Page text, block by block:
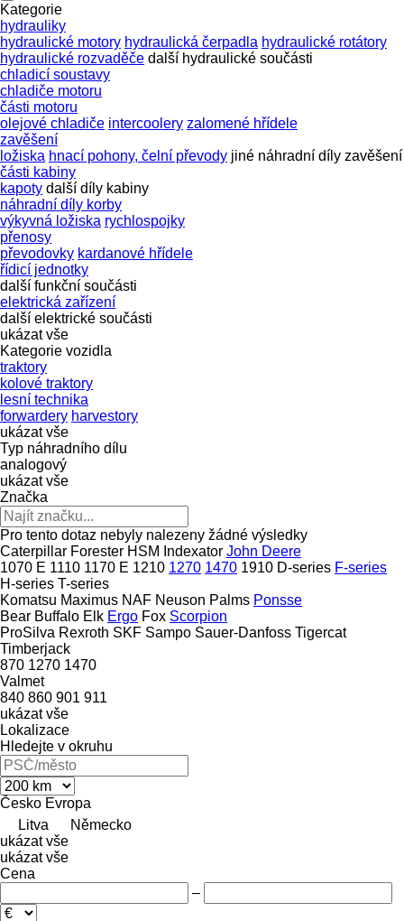
Kategorie
hydrauliky
hydraulické motory hydraulická čerpadla hydraulické rotátory
hydraulické rozvaděče další hydraulické součásti
chladicí soustavy
chladiče motoru
části motoru
olejové chladiče intercoolery zalomené hřídele
zavěšení
ložiska hnací pohony, čelní převody jiné náhradní díly zavěšení
části kabiny
kapoty další díly kabiny
náhradní díly korby
výkyvná ložiska rychlospojky
přenosy
převodovky kardanové hřídele
řídicí jednotky
další funkční součásti
elektrická zařízení
další elektrické součásti
ukázat vše
Kategorie vozidla
traktory
kolové traktory
lesní technika
forwardery harvestory
ukázat vše
Typ náhradního dílu
analogový
ukázat vše
Značka
Pro tento dotaz nebyly nalezeny žádné výsledky
Caterpillar Forester HSM Indexator John Deere
1070 E 1110 1170 E 1210 1270 1470 1910 D-series F-series
H-series T-series
Komatsu Maximus NAF Neuson Palms Ponsse
Bear Buffalo Elk Ergo Fox Scorpion
ProSilva Rexroth SKF Sampo Sauer-Danfoss Tigercat
Timberjack
870 1270 1470
Valmet
840 860 901 911
ukázat vše
Lokalizace
Hledejte v okruhu
Česko Evropa
Litva
Německo
ukázat vše
ukázat vše
Cena
–